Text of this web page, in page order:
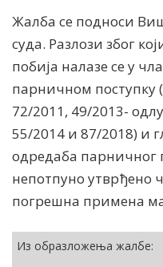
Жалба се подноси
суда. Разлози због
побија налазе се у
парничном поступку
72/2011, 49/2013-
55/2014 и 87/2018) и
одредаба парничног
непотпуно утврђено
погрешна примена
Из образложења жалбе: